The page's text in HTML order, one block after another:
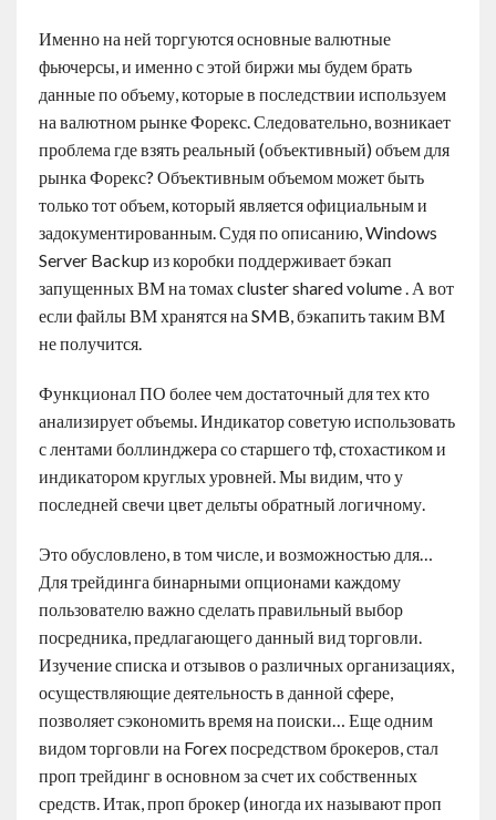
Именно на ней торгуются основные валютные
фьючерсы, и именно с этой биржи мы будем брать
данные по объему, которые в последствии используем
на валютном рынке Форекс. Следовательно, возникает
проблема где взять реальный (объективный) объем для
рынка Форекс? Объективным объемом может быть
только тот объем, который является официальным и
задокументированным. Судя по описанию, Windows
Server Backup из коробки поддерживает бэкап
запущенных ВМ на томах cluster shared volume . А вот
если файлы ВМ хранятся на SMB, бэкапить таким ВМ
не получится.
Функционал ПО более чем достаточный для тех кто
анализирует объемы. Индикатор советую использовать
с лентами боллинджера со старшего тф, стохастиком и
индикатором круглых уровней. Мы видим, что у
последней свечи цвет дельты обратный логичному.
Это обусловлено, в том числе, и возможностью для…
Для трейдинга бинарными опционами каждому
пользователю важно сделать правильный выбор
посредника, предлагающего данный вид торговли.
Изучение списка и отзывов о различных организациях,
осуществляющие деятельность в данной сфере,
позволяет сэкономить время на поиски… Еще одним
видом торговли на Forex посредством брокеров, стал
проп трейдинг в основном за счет их собственных
средств. Итак, проп брокер (иногда их называют проп